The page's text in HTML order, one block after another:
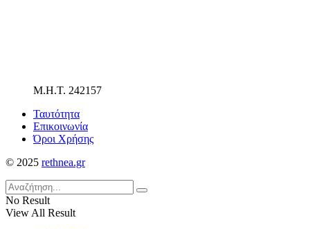
Μ.Η.Τ. 242157
Ταυτότητα
Επικοινωνία
Όροι Χρήσης
© 2025 rethnea.gr
No Result
View All Result